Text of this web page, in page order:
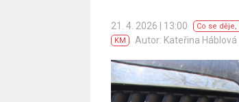
21. 4. 2026 | 13:00 Co se děje,
KM
Autor: Kateřina Háblová